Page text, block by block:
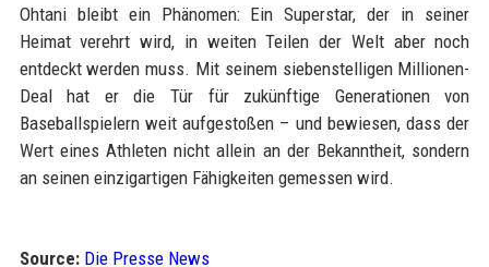
Ohtani bleibt ein Phänomen: Ein Superstar, der in seiner
Heimat verehrt wird, in weiten Teilen der Welt aber noch
entdeckt werden muss. Mit seinem siebenstelligen Millionen-
Deal hat er die Tür für zukünftige Generationen von
Baseballspielern weit aufgestoßen – und bewiesen, dass der
Wert eines Athleten nicht allein an der Bekanntheit, sondern
an seinen einzigartigen Fähigkeiten gemessen wird.
Source: Die Presse News